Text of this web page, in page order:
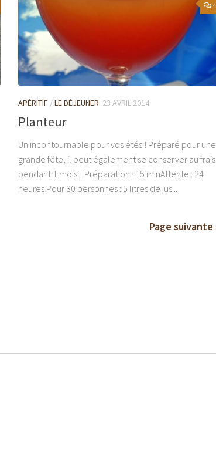
4
APÉRITIF /LE DÉJEUNER 23 AVRIL 2014
Planteur
Un incontournable pour vos étés ! Préparé pour une
grande fête, il peut également se conserver au frais
pendant 1 mois. Préparation : 15 minAttente : 24
heures Pour 30 personnes : 5 litres de jus...
Page suivante